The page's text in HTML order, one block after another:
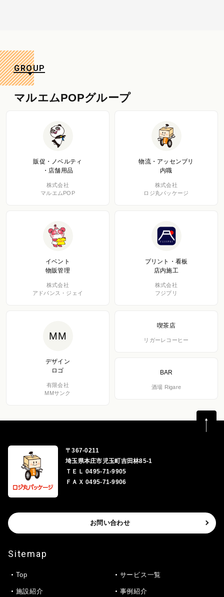
GROUP
マルエムPOPグループ
販促・ノベルティ
・店舗用品
株式会社
マルエムPOP
物流・アッセンブリ
内職
株式会社
ロジ丸パッケージ
イベント
物販管理
株式会社
アドバンス・ジェイ
プリント・看板
店内施工
株式会社
フジプリ
MM
デザイン
ロゴ
有限会社
MMサンク
喫茶店
リガーレコーヒー
BAR
酒場 Rigare
〒367-0211
埼玉県本庄市児玉町吉田林85-1
ＴＥＬ 0495-71-9905
ＦＡＸ 0495-71-9906
お問い合わせ
Sitemap
Top サービス一覧
施設紹介 事例紹介